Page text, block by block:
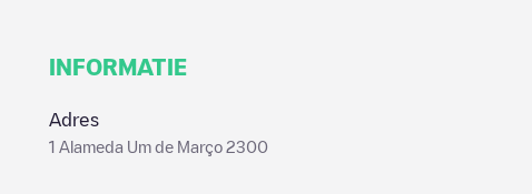
INFORMATIE
Adres
1 Alameda Um de Março 2300